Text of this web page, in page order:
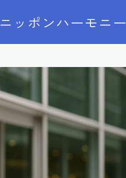
ニッポンハーモニー